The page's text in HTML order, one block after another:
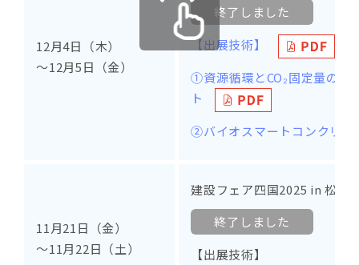
12月4日（木）
～12月5日（金）
終了しました
【出展技術】
①資源循環とCO₂固定量の最
ト
②バイオスマートコンクリー
11月21日（金）
～11月22日（土）
建設フェア四国2025 in 松山
終了しました
【出展技術】